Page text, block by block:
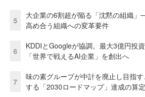
5
大企業の6割超が陥る「沈黙の組織」
高め合う組織への変革要件
6
KDDIとGoogleが協調。最大3億円投
「世界で戦えるAI企業」を創出へ
7
味の素グループが中計を廃止し目指
する「2030ロードマップ」達成の算